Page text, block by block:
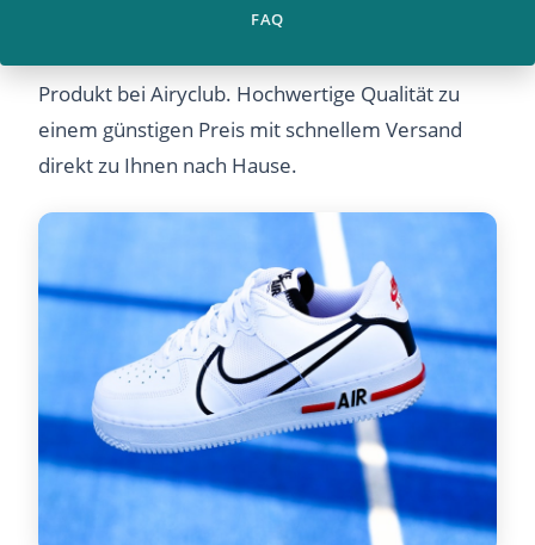
FAQ
Silicone Wrist Strap For Huawei Honor Band 4
Produkt bei Airyclub. Hochwertige Qualität zu
einem günstigen Preis mit schnellem Versand
direkt zu Ihnen nach Hause.